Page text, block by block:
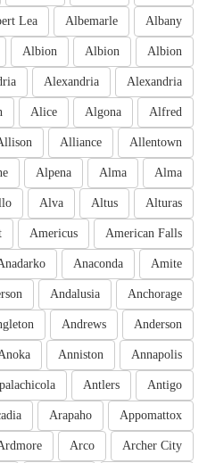
Albany
Albemarle
Lea
Albion
Albion
Albion
Alexandria
Alexandria
Alfred
Algona
Alice
Allentown
Alliance
Alma
Alma
Alpena
Alturas
Altus
Alva
American Falls
Americus
Amite
Anaconda
Anchorage
Andalusia
Anderson
Andrews
Annapolis
Anniston
Antigo
Antlers
Appomattox
Arapaho
Archer City
Arco